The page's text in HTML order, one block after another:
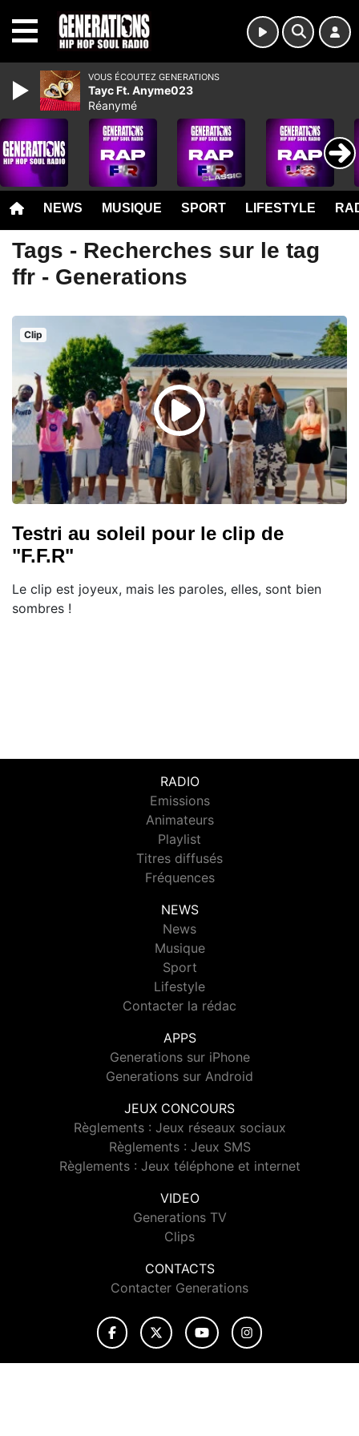
NEWS MUSIQUE SPORT LIFESTYLE
Tags - Recherches sur le tag
ffr - Generations
Clip
Testri au soleil pour le clip de
"F.F.R"
Le clip est joyeux, mais les paroles, elles, sont bien
sombres !
RADIO
Emissions
Animateurs
Playlist
Titres diffusés
Fréquences
NEWS
News
Musique
Sport
Lifestyle
Contacter la rédac
APPS
Generations sur iPhone
Generations sur Android
JEUX CONCOURS
Règlements : Jeux réseaux sociaux
Règlements : Jeux SMS
Règlements : Jeux téléphone et internet
VIDEO
Generations TV
Clips
CONTACTS
Contacter Generations
VOUS ÉCOUTEZ GENERATIONS
Tayc Ft. Anyme023
Réanymé